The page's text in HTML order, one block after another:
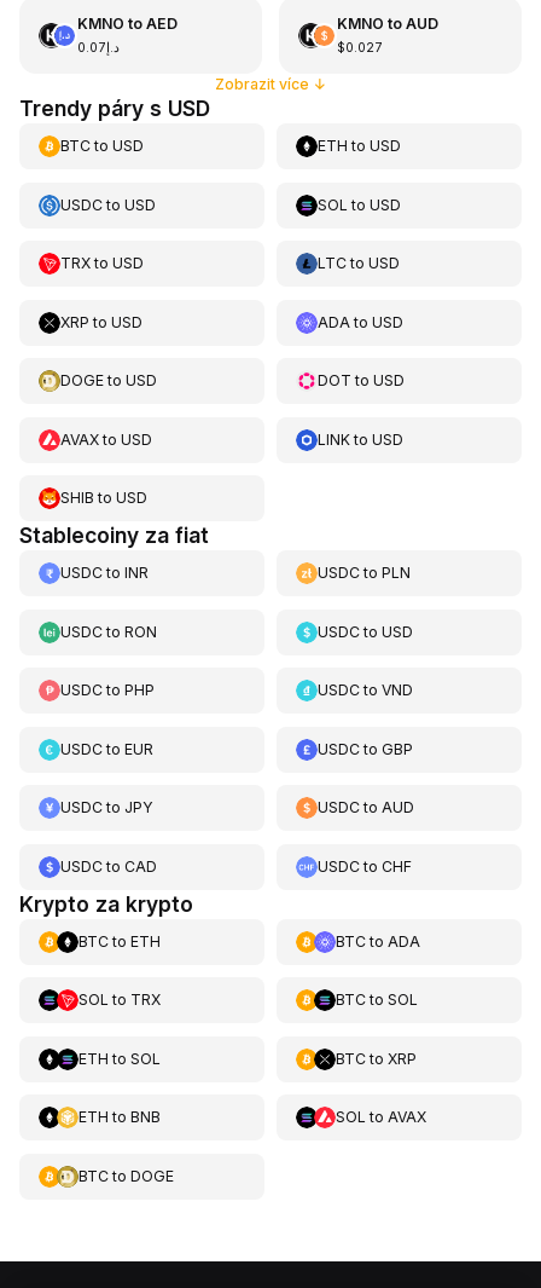
KMNO to AED
د.إ0.07
KMNO to AUD
$0.027
Zobrazit více ↓
Trendy páry s USD
BTCto USD ETH toUSD
USDCto USD SOL toUSD
TRXto USD LTCtoUSD
XRP to USD ADA toUSD
DOGEto USD DOT toUSD
AVAXto USD LINKtoUSD
SHIB to USD
Stablecoiny za fiat
USDCto INR USDCtoPLN
USDCto RON USDCtoUSD
USDCto PHP USDCtoVND
USDCto EUR USDCtoGBP
USDCto JPY USDCtoAUD
USDCto CAD USDCtoCHF
Krypto za krypto
BTCto ETH BTCto ADA
SOL to TRX BTCto SOL
ETH to SOL BTCto XRP
ETH to BNB SOL to AVAX
BTCto DOGE